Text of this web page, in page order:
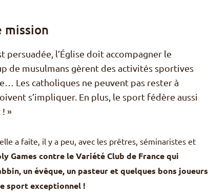
mission
persuadée, l’Église doit accompagner le
de musulmans gèrent des activités sportives
Les catholiques ne peuvent pas rester à
s’impliquer. En plus, le sport fédère aussi
! »
a faite, il y a peu, avec les prêtres, séminaristes et
Games contre le Variété Club de France qui
un évêque, un pasteur et quelques bons joueurs
sport exceptionnel !